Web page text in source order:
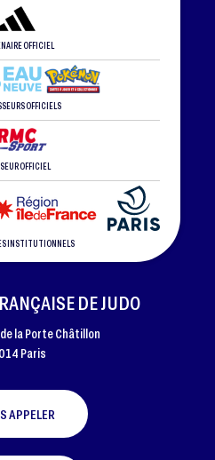
OFFICIEL
OFFICIELS
OFFICIEL
INSTITUTIONNELS
DE JUDO
la Porte Châtillon
Paris
APPELER